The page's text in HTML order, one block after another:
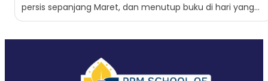
persis sepanjang Maret, dan menutup buku di hari yang...